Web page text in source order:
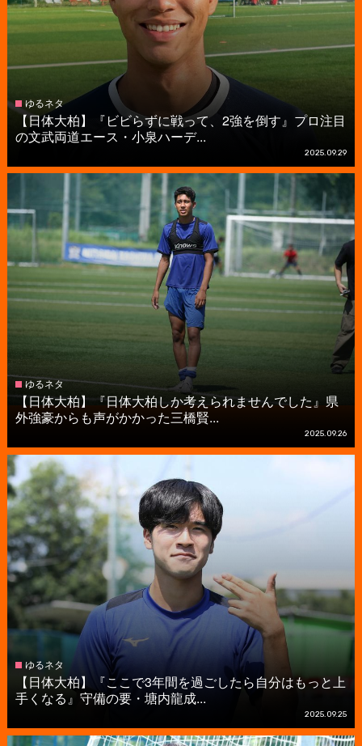
ゆるネタ
【日体大柏】『ビビらずに戦って、2強を倒す』プロ注目
の文武両道エース・小泉ハーデ...
2025.09.29
ゆるネタ
【日体大柏】『日体大柏しか考えられませんでした』県
外強豪からも声がかかった三橋賢...
2025.09.26
ゆるネタ
【日体大柏】『ここで3年間を過ごしたら自分はもっと上
手くなる』守備の要・塘内龍成...
2025.09.25